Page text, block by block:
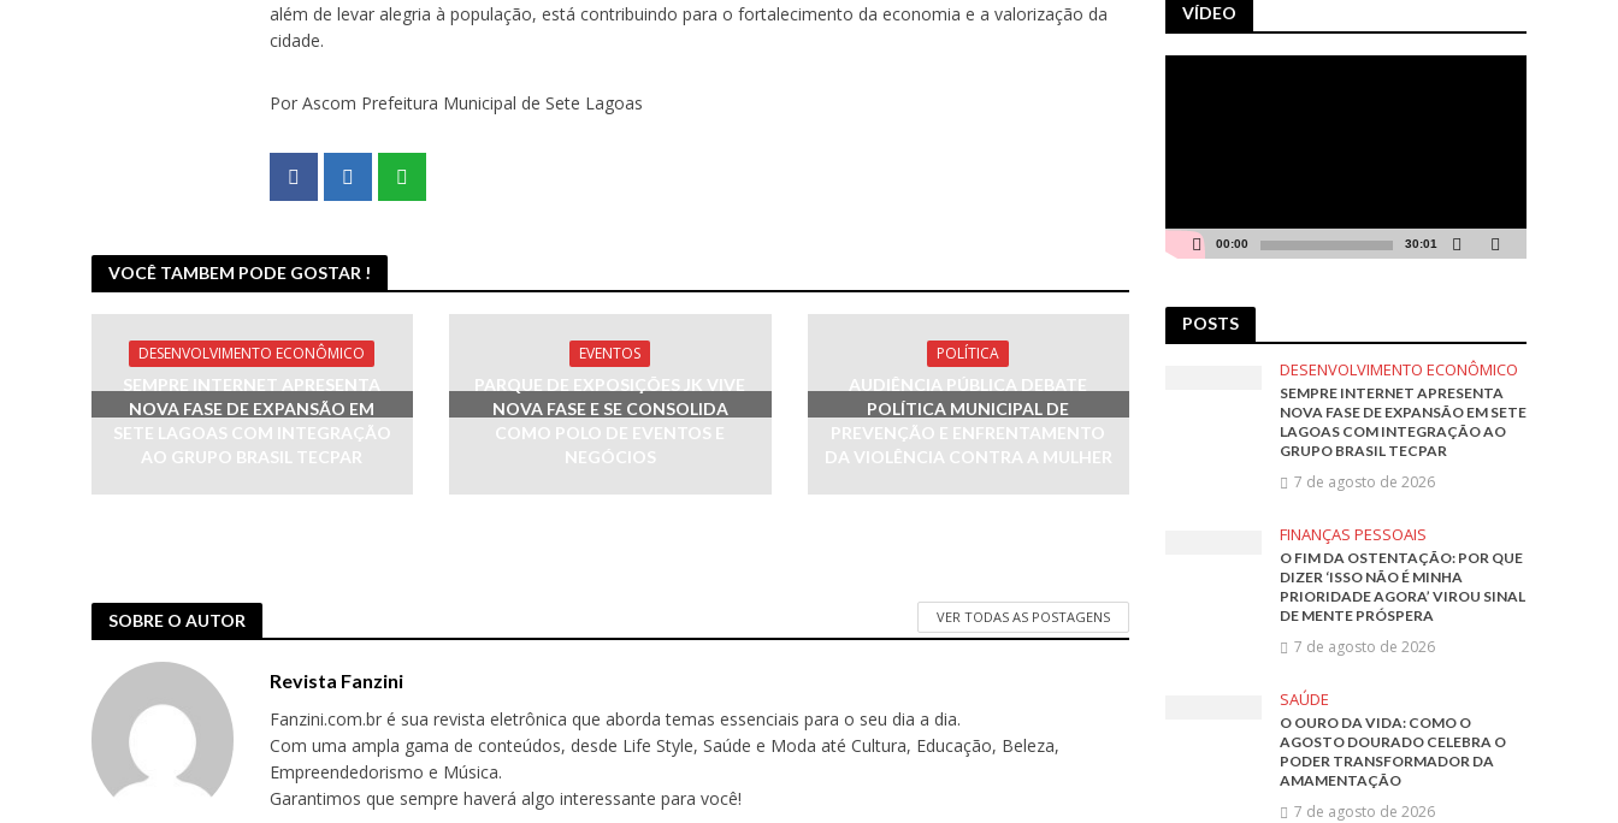
além de levar alegria à população, está contribuindo para o fortalecimento da economia e a valorização da
cidade.
Por Ascom Prefeitura Municipal de Sete Lagoas
VOCÊ TAMBEM PODE GOSTAR !
DESENVOLVIMENTO ECONÔMICO
SEMPRE INTERNET APRESENTA
NOVA FASE DE EXPANSÃO EM
SETE LAGOAS COM INTEGRAÇÃO
AO GRUPO BRASIL TECPAR
EVENTOS
PARQUE DE EXPOSIÇÕES JK VIVE
NOVA FASE E SE CONSOLIDA
COMO POLO DE EVENTOS E
NEGÓCIOS
POLÍTICA
AUDIÊNCIA PÚBLICA DEBATE
POLÍTICA MUNICIPAL DE
PREVENÇÃO E ENFRENTAMENTO
DA VIOLÊNCIA CONTRA A MULHER
SOBRE O AUTOR VER TODAS AS POSTAGENS
Revista Fanzini
Fanzini.com.br é sua revista eletrônica que aborda temas essenciais para o seu dia a dia.
Com uma ampla gama de conteúdos, desde Life Style, Saúde e Moda até Cultura, Educação, Beleza,
Empreendedorismo e Música.
Garantimos que sempre haverá algo interessante para você!
VÍDEO
00:00 30:01
POSTS
DESENVOLVIMENTO ECONÔMICO
SEMPRE INTERNET APRESENTA
NOVA FASE DE EXPANSÃO EM SETE
LAGOAS COM INTEGRAÇÃO AO
GRUPO BRASIL TECPAR
7 de agosto de 2026
FINANÇAS PESSOAIS
O FIM DA OSTENTAÇÃO: POR QUE
DIZER ‘ISSO NÃO É MINHA
PRIORIDADE AGORA’ VIROU SINAL
DE MENTE PRÓSPERA
7 de agosto de 2026
SAÚDE
O OURO DA VIDA: COMO O
AGOSTO DOURADO CELEBRA O
PODER TRANSFORMADOR DA
AMAMENTAÇÃO
7 de agosto de 2026